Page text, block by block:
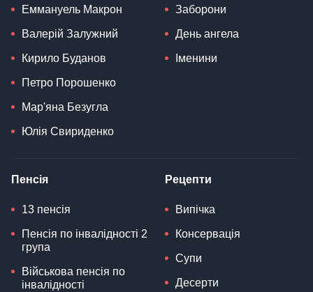
Еммануель Макрон
Валерій Залужний
Кирило Буданов
Петро Порошенко
Мар'яна Безугла
Юлія Свириденко
Заборони
День ангела
Іменини
Пенсія
13 пенсія
Пенсія по інвалідності 2
група
Військова пенсія по
інвалідності
Рецепти
Випічка
Консервація
Супи
Десерти